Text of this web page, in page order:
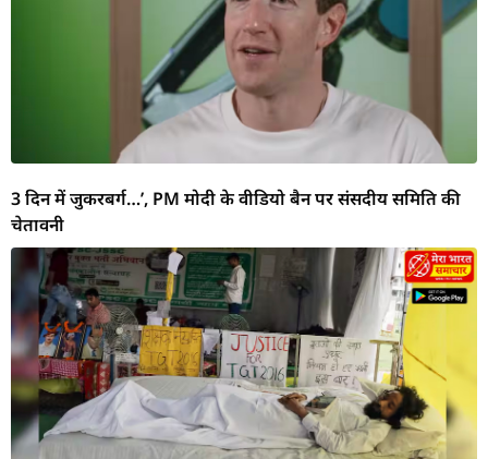
3 दिन में जुकरबर्ग…’, PM मोदी के वीडियो बैन पर संसदीय समिति की
चेतावनी